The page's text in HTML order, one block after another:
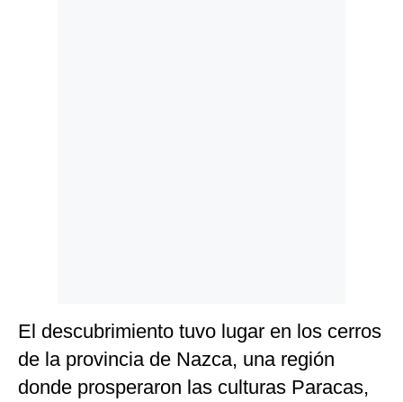
El descubrimiento tuvo lugar en los cerros
de la provincia de Nazca, una región
donde prosperaron las culturas Paracas,